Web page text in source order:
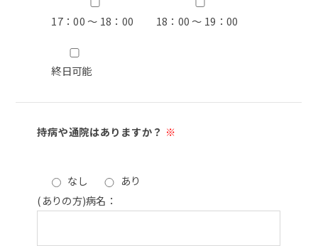
17：00 ～ 18：00 18：00 ～ 19：00
終日可能
持病や通院はありますか？ ※
なし
あり
(ありの方)病名：